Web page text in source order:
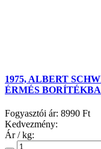
1975, ALBERT
ÉRMÉS
Fogyasztói ár: 8990 Ft
Kedvezmény:
Ár / kg: